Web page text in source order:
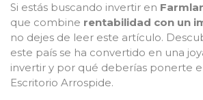
Si estás buscando invertir en
que combine rentabilidad con un
no dejes de leer este artículo.
este país se ha convertido en una
invertir y por qué deberías ponerte
Escritorio Arrospide.